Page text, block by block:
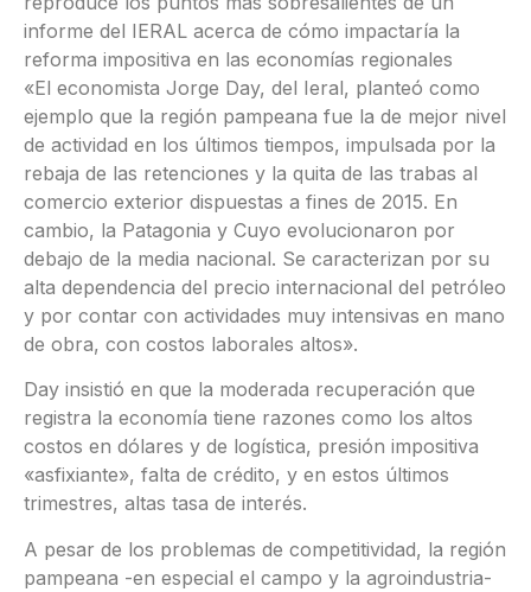
informe del IERAL acerca de cómo impactaría la
reforma impositiva en las economías regionales
«El economista Jorge Day, del Ieral, planteó como
ejemplo que la región pampeana fue la de mejor nivel
de actividad en los últimos tiempos, impulsada por la
rebaja de las retenciones y la quita de las trabas al
comercio exterior dispuestas a fines de 2015. En
cambio, la Patagonia y Cuyo evolucionaron por
debajo de la media nacional. Se caracterizan por su
alta dependencia del precio internacional del petróleo
y por contar con actividades muy intensivas en mano
de obra, con costos laborales altos».
Day insistió en que la moderada recuperación que
registra la economía tiene razones como los altos
costos en dólares y de logística, presión impositiva
«asfixiante», falta de crédito, y en estos últimos
trimestres, altas tasa de interés.
A pesar de los problemas de competitividad, la región
pampeana -en especial el campo y la agroindustria-